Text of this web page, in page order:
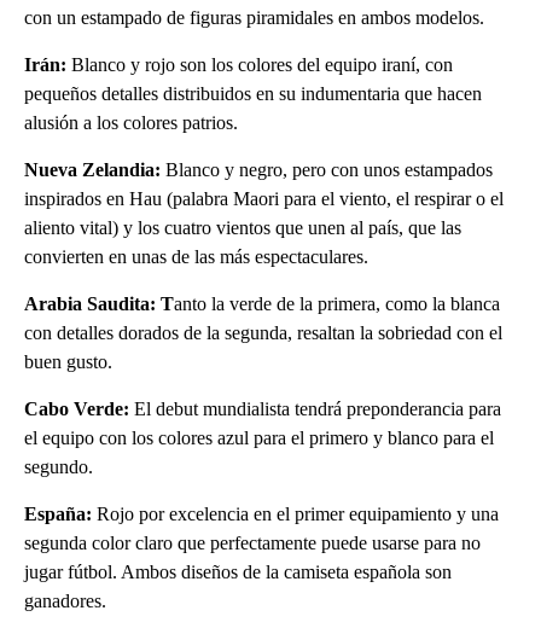
con un estampado de figuras piramidales en ambos modelos.
Irán: Blanco y rojo son los colores del equipo iraní, con
pequeños detalles distribuidos en su indumentaria que hacen
alusión a los colores patrios.
Nueva Zelandia: Blanco y negro, pero con unos estampados
inspirados en Hau (palabra Maori para el viento, el respirar o el
aliento vital) y los cuatro vientos que unen al país, que las
convierten en unas de las más espectaculares.
Arabia Saudita: Tanto la verde de la primera, como la blanca
con detalles dorados de la segunda, resaltan la sobriedad con el
buen gusto.
Cabo Verde: El debut mundialista tendrá preponderancia para
el equipo con los colores azul para el primero y blanco para el
segundo.
España: Rojo por excelencia en el primer equipamiento y una
segunda color claro que perfectamente puede usarse para no
jugar fútbol. Ambos diseños de la camiseta española son
ganadores.